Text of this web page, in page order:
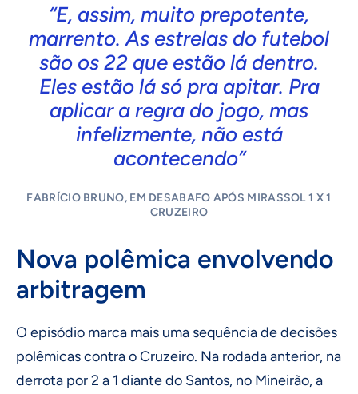
“E, assim, muito prepotente,
marrento. As estrelas do futebol
são os 22 que estão lá dentro.
Eles estão lá só pra apitar. Pra
aplicar a regra do jogo, mas
infelizmente, não está
acontecendo”
FABRÍCIO BRUNO, EM DESABAFO APÓS MIRASSOL 1 X 1
CRUZEIRO
Nova polêmica envolvendo
arbitragem
O episódio marca mais uma sequência de decisões
polêmicas contra o Cruzeiro. Na rodada anterior, na
derrota por 2 a 1 diante do Santos, no Mineirão, a